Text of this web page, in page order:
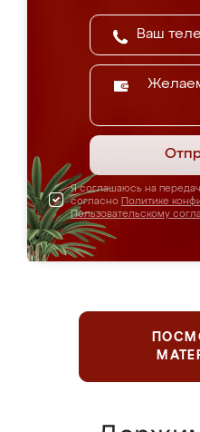
Я соглашаюсь на
согласно Политике
Пользовательскому